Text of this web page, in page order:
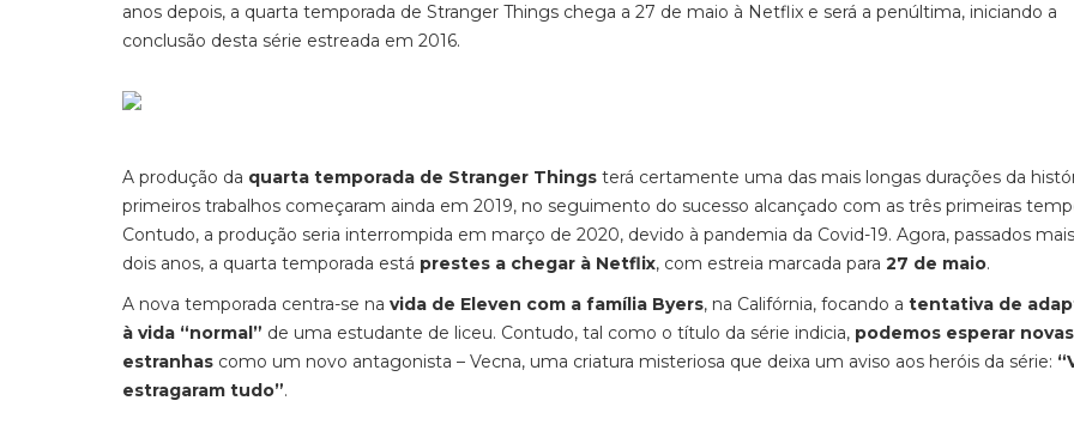
anos depois, a quarta temporada de Stranger Things chega a 27 de maio à Netflix e será a penúltima, iniciando a
conclusão desta série estreada em 2016.
A produção da quarta temporada de Stranger Things terá certamente uma das mais longas durações da
primeiros trabalhos começaram ainda em 2019, no seguimento do sucesso alcançado com as três primeiras
Contudo, a produção seria interrompida em março de 2020, devido à pandemia da Covid-19. Agora, passados
dois anos, a quarta temporada está prestes a chegar à Netflix, com estreia marcada para 27 de maio.
A nova temporada centra-se na vida de Eleven com a família Byers, na Califórnia, focando a tentativa de
à vida “normal” de uma estudante de liceu. Contudo, tal como o título da série indicia, podemos esperar
estranhas como um novo antagonista – Vecna, uma criatura misteriosa que deixa um aviso aos heróis da série:
estragaram tudo”.